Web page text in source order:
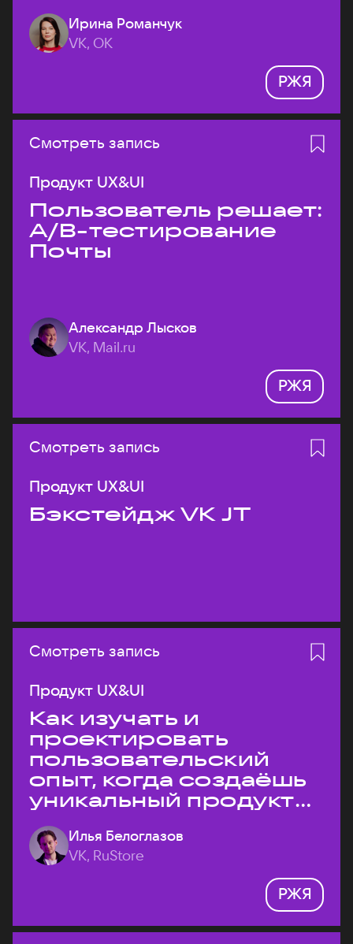
Ирина Романчук
VK, ОК
РЖЯ
Смотреть запись
Продукт UX&UI
Пользователь решает:
A/B-тестирование
Почты
Александр Лысков
VK, Mail.ru
РЖЯ
Смотреть запись
Продукт UX&UI
Бэкстейдж VK JT
Смотреть запись
Продукт UX&UI
Как изучать и
проектировать
пользовательский
опыт, когда создаёшь
уникальный продукт
на рынке?
Илья Белоглазов
VK, RuStore
РЖЯ